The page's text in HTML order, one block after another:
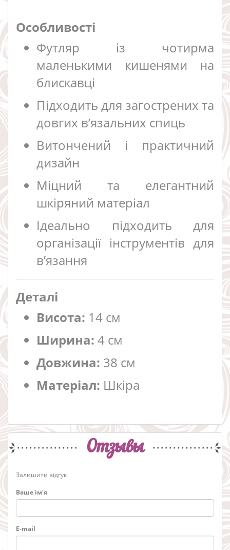
Особливості
Футляр із чотирма
маленькими кишенями на
блискавці
Підходить для загострених та
довгих в’язальних спиць
Витончений і практичний
дизайн
Міцний та елегантний
шкіряний матеріал
Ідеально підходить для
організації інструментів для
в’язання
Деталі
Висота: 14 см
Ширина: 4 см
Довжина: 38 см
Матеріал: Шкіра
Отзывы
Залишити відгук
Ваше ім'я
E-mail